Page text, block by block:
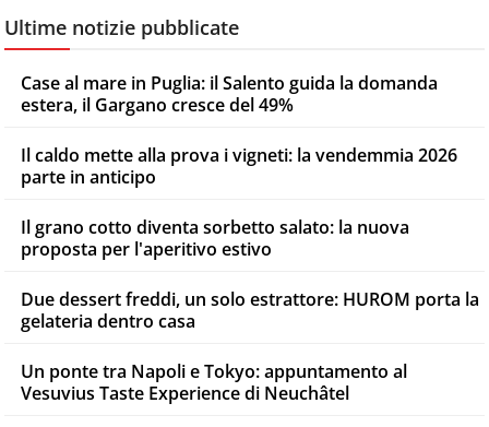
Ultime notizie pubblicate
Case al mare in Puglia: il Salento guida la domanda
estera, il Gargano cresce del 49%
Il caldo mette alla prova i vigneti: la vendemmia 2026
parte in anticipo
Il grano cotto diventa sorbetto salato: la nuova
proposta per l'aperitivo estivo
Due dessert freddi, un solo estrattore: HUROM porta la
gelateria dentro casa
Un ponte tra Napoli e Tokyo: appuntamento al
Vesuvius Taste Experience di Neuchâtel